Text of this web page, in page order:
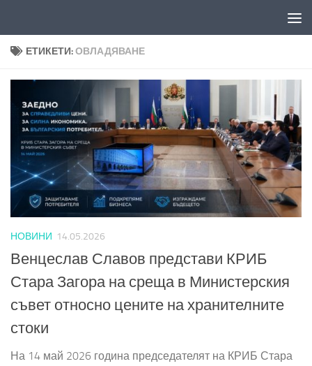
ЕТИКЕТИ:ОВЛАДЯВАНЕ
НОВИНИ 14.05.2026
Венцеслав Славов представи КРИБ
Стара Загора на среща в Министерския
съвет относно цените на хранителните
стоки
На 14 май 2026 година председателят на КРИБ Стара